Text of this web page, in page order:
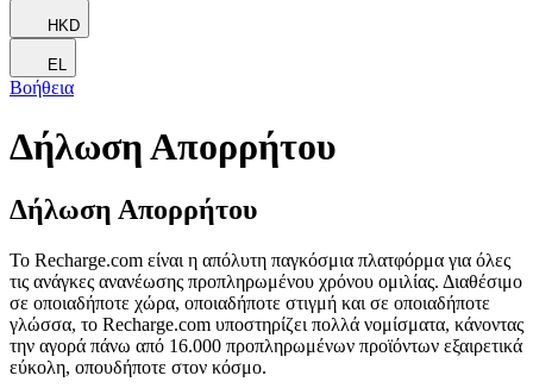
HKD
EL
Βοήθεια
Δήλωση Απορρήτου
Δήλωση Απορρήτου
Το Recharge.com είναι η απόλυτη παγκόσμια πλατφόρμα για όλες
τις ανάγκες ανανέωσης προπληρωμένου χρόνου ομιλίας. Διαθέσιμο
σε οποιαδήποτε χώρα, οποιαδήποτε στιγμή και σε οποιαδήποτε
γλώσσα, το Recharge.com υποστηρίζει πολλά νομίσματα, κάνοντας
την αγορά πάνω από 16.000 προπληρωμένων προϊόντων εξαιρετικά
εύκολη, οπουδήποτε στον κόσμο.